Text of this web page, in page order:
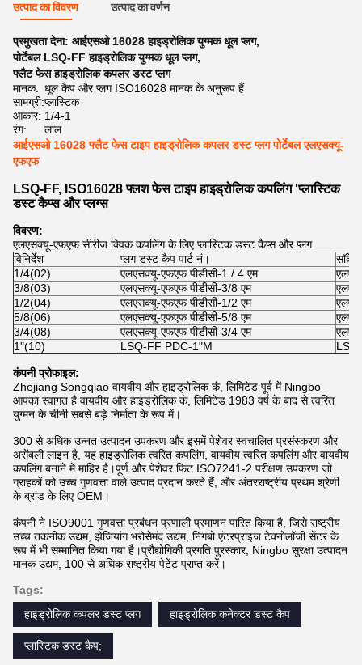
उत्पाद का विवरण उत्पाद का वर्णन
प्रमुखता देना: आईएसओ 16028 हाइड्रोलिक युग्मक धूल प्लग,
पोर्टेबल LSQ-FF हाइड्रोलिक युग्मक धूल प्लग,
फ्लैट फेस हाइड्रोलिक कपलर डस्ट प्लग
मानक: धूल कैप और प्लग ISO16028 मानक के अनुरूप हैं
सामग्री:प्लास्टिक
आकार: 1/4-1
रंग:
लाल
आईएसओ 16028 फ्लैट फेस टाइप हाइड्रोलिक कपलर डस्ट प्लग पोर्टेबल एलएसक्यू-
एफएफ
LSQ-FF, ISO16028 फ्लश फेस टाइप हाइड्रोलिक कपलिंग 'प्लास्टिक
डस्ट कैप्स और प्लग्स
विवरण:
एलएसक्यू-एफएफ सीरीज क्विक कपलिंग के लिए प्लास्टिक डस्ट कैप्स और प्लग
विनिर्देश
प्लग डस्ट कैप पार्ट नं।
सॉकेट
1/4(02)
एलएसक्यू-एफएफ पीडीसी-1 / 4 एम
3/8(03)
एलएसक्यू-एफएफ पीडीसी-3/8 एम
1/2(04)
एलएसक्यू-एफएफ पीडीसी-1/2 एम
5/8(06)
एलएसक्यू-एफएफ पीडीसी-5/8 एम
3/4(08)
एलएसक्यू-एफएफ पीडीसी-3/4 एम
1"(10)
LSQ-FF PDC-1"M
कंपनी प्रोफाइल:
Zhejiang Songqiao वायवीय और हाइड्रोलिक कं, लिमिटेड पूर्व में Ningbo
आपका स्वागत है वायवीय और हाइड्रोलिक कं, लिमिटेड 1983 वर्ष के बाद से त्वरित
युग्मन के चीनी सबसे बड़े निर्माता के रूप में।
300 से अधिक उन्नत उत्पादन उपकरण और इसमें पेशेवर स्वचालित प्रसंस्करण और
असेंबली लाइन है, यह हाइड्रोलिक त्वरित कपलिंग, वायवीय त्वरित कपलिंग और वायवीय
कपलिंग बनाने में माहिर है।पूर्ण और पेशेवर फिट ISO7241-2 परीक्षण उपकरण जो
ग्राहकों को उच्च गुणवत्ता वाले उत्पाद प्रदान करते हैं, और अंतरराष्ट्रीय प्रथम श्रेणी
के ब्रांड के लिए OEM।
कंपनी ने ISO9001 गुणवत्ता प्रबंधन प्रणाली प्रमाणन पारित किया है, जिसे राष्ट्रीय
उच्च तकनीक उद्यम, झेजियांग भरोसेमंद उद्यम, निंगबो एंटरप्राइज टेक्नोलॉजी सेंटर के
रूप में भी सम्मानित किया गया है।प्रौद्योगिकी प्रगति पुरस्कार, Ningbo सुरक्षा उत्पादन
मानक उद्यम, 100 से अधिक राष्ट्रीय पेटेंट प्राप्त करें।
Tags:
हाइड्रोलिक कपलर डस्ट प्लग
हाइड्रोलिक कनेक्टर डस्ट कैप
प्लास्टिक डस्ट कैप;